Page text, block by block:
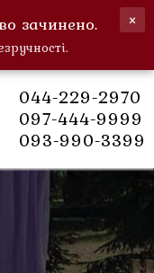
зачинено. ×
044-229-2970
097-444-9999
093-990-3399